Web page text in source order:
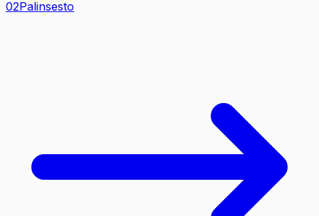
02Palinsesto